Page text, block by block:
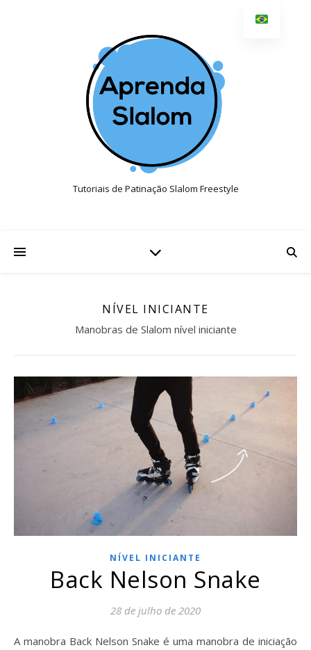
Tutoriais de Patinação Slalom Freestyle
NÍVEL INICIANTE
Manobras de Slalom nível iniciante
NÍVEL INICIANTE
Back Nelson Snake
28 de julho de 2020
A manobra Back Nelson Snake é uma manobra de iniciação